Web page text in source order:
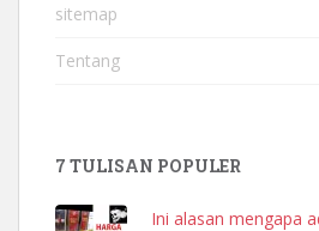
sitemap
Tentang
7 TULISAN POPULER
Ini alasan mengapa